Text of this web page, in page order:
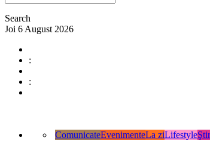
Search
Joi 6 August 2026
:
:
ComunicateEvenimenteLa ziLifestyle